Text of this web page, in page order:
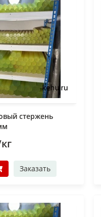
стержень
Заказать